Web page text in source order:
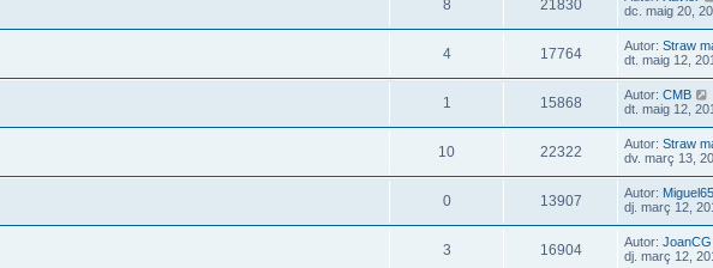
8 21830
dc. maig 20,
4 17764 Autor: Straw
dt. maig 12,
1 15868 Autor: CMB
dt. maig 12,
10 22322 Autor: Straw
dv. març 13,
0 13907 Autor:
dj. març 12,
3 16904 Autor: JoanCG
dj. març 12,